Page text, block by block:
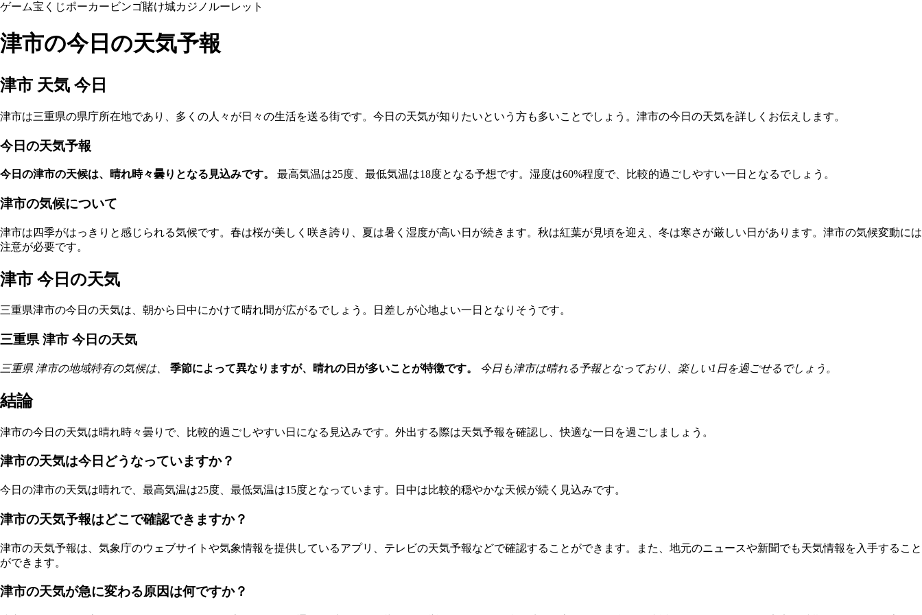
ゲーム宝くじポーカー ビンゴ賭け城カジノ ルーレット
津市の今日の天気予報
津市 天気 今日
津市は三重県の県庁所在地であり、多くの人々が日々の生活を送る街です。今日の天気が知りたいという方も多いことでしょう。津市の今日の天気を詳しくお伝えします。
今日の天気予報
今日の津市の天候は、晴れ時々曇りとなる見込みです。 最高気温は25度、最低気温は18度となる予想です。湿度は60%程度で、比較的過ごしやすい一日となるでしょう。
津市の気候について
津市は四季がはっきりと感じられる気候です。春は桜が美しく咲き誇り、夏は暑く湿度が高い日が続きます。秋は紅葉が見頃を迎え、冬は寒さが厳しい日があります。津市の気候変動には
注意が必要です。
津市 今日の天気
三重県津市の今日の天気は、朝から日中にかけて晴れ間が広がるでしょう。日差しが心地よい一日となりそうです。
三重県 津市 今日の天気
三重県 津市の地域特有の気候は、 季節によって異なりますが、晴れの日が多いことが特徴です。 今日も津市は晴れる予報となっており、楽しい1日を過ごせるでしょう。
結論
津市の今日の天気は晴れ時々曇りで、比較的過ごしやすい日になる見込みです。外出する際は天気予報を確認し、快適な一日を過ごしましょう。
津市の天気は今日どうなっていますか？
今日の津市の天気は晴れで、最高気温は25度、最低気温は15度となっています。日中は比較的穏やかな天候が続く見込みです。
津市の天気予報はどこで確認できますか？
津市の天気予報は、気象庁のウェブサイトや気象情報を提供しているアプリ、テレビの天気予報などで確認することができます。また、地元のニュースや新聞でも天気情報を入手すること
ができます。
津市の天気が急に変わる原因は何ですか？